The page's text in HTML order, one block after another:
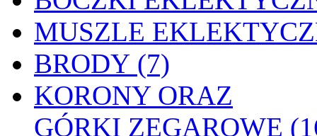
MUSZLE
BRODY (7)
KORONY ORAZ
GÓRKI ZEGAROWE